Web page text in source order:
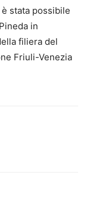
è stata possibile
in
filiera del
Friuli-Venezia